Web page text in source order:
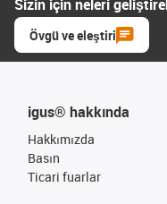
Sizin için neleri
Övgü ve eleştiri
igus® hakkında
Hakkımızda
Basın
Ticari fuarlar